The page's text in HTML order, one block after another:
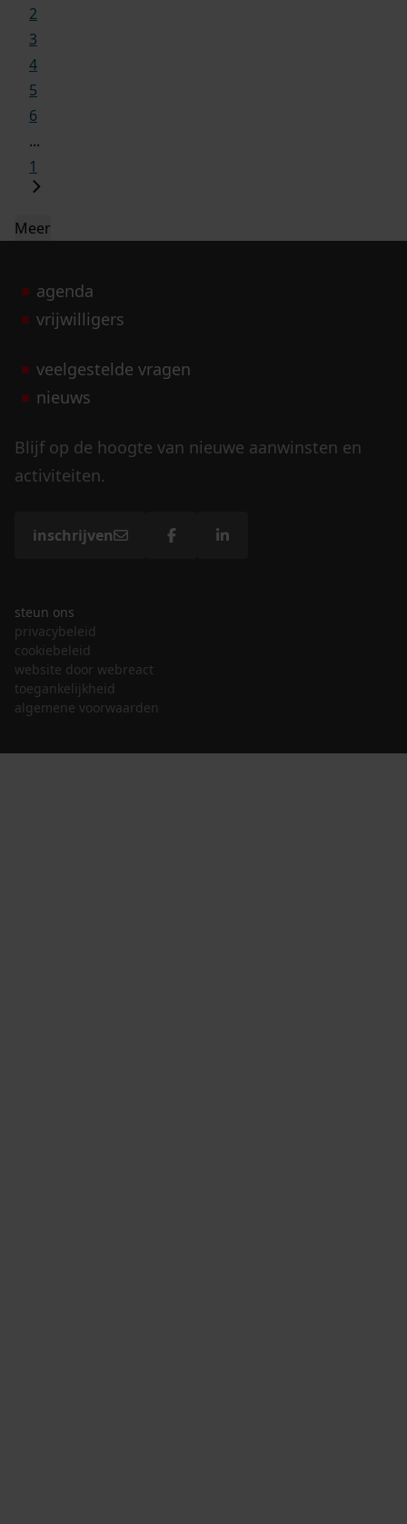
2
3
4
5
6
...
1
Meer
agenda
vrijwilligers
veelgestelde vragen
nieuws
Blijf op de hoogte van nieuwe aanwinsten en
activiteiten.
inschrijven
steun ons
privacybeleid
cookiebeleid
website door webreact
toegankelijkheid
algemene voorwaarden